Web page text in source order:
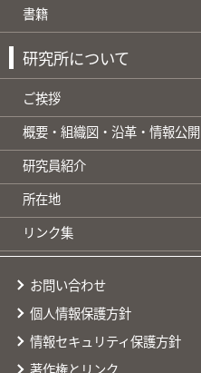
書籍
研究所について
ご挨拶
概要・組織図・沿革・情報公開
研究員紹介
所在地
リンク集
お問い合わせ
個人情報保護方針
情報セキュリティ保護方針
著作権とリンク